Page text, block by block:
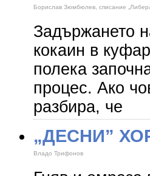
Борислав Зюмбюлев, списание
Задържането
кокаин в
полека
процес. Ако
разбира, че
„ДЕСНИ”
Владо Трифонов